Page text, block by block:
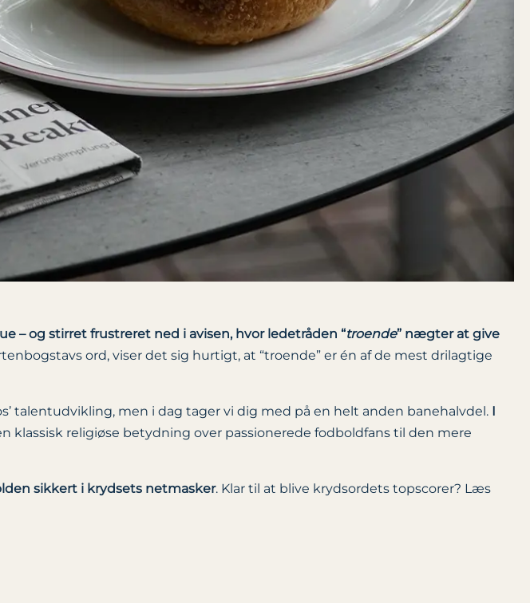
– og stirret frustreret ned i avisen, hvor ledetråden “troende” nægter at give
ord, viser det sig hurtigt, at “troende” er én af de mest drilagtige
talentudvikling, men i dag tager vi dig med på en helt anden banehalvdel. I
klassisk religiøse betydning over passionerede fodboldfans til den mere
sikkert i krydsets netmasker. Klar til at blive krydsordets topscorer? Læs